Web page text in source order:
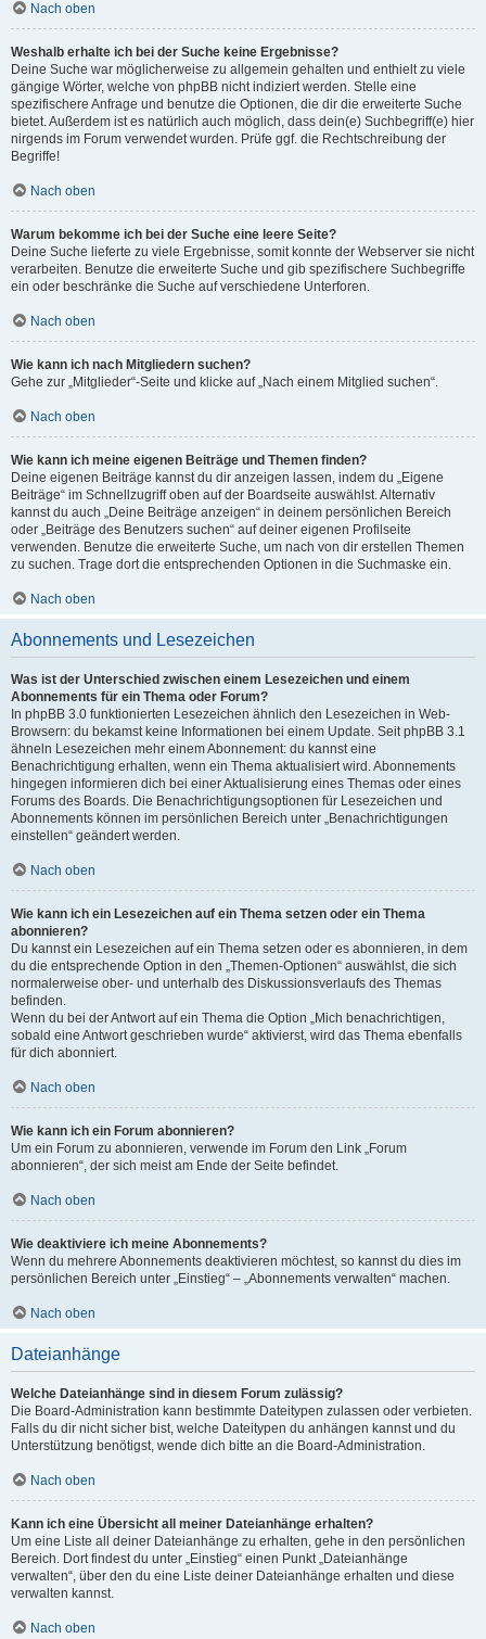
Nach oben
Weshalb erhalte ich bei der Suche keine Ergebnisse?
Deine Suche war möglicherweise zu allgemein gehalten und enthielt zu viele
gängige Wörter, welche von phpBB nicht indiziert werden. Stelle eine
spezifischere Anfrage und benutze die Optionen, die dir die erweiterte Suche
bietet. Außerdem ist es natürlich auch möglich, dass dein(e) Suchbegriff(e) hier
nirgends im Forum verwendet wurden. Prüfe ggf. die Rechtschreibung der
Begriffe!
Nach oben
Warum bekomme ich bei der Suche eine leere Seite?
Deine Suche lieferte zu viele Ergebnisse, somit konnte der Webserver sie nicht
verarbeiten. Benutze die erweiterte Suche und gib spezifischere Suchbegriffe
ein oder beschränke die Suche auf verschiedene Unterforen.
Nach oben
Wie kann ich nach Mitgliedern suchen?
Gehe zur „Mitglieder“-Seite und klicke auf „Nach einem Mitglied suchen“.
Nach oben
Wie kann ich meine eigenen Beiträge und Themen finden?
Deine eigenen Beiträge kannst du dir anzeigen lassen, indem du „Eigene
Beiträge“ im Schnellzugriff oben auf der Boardseite auswählst. Alternativ
kannst du auch „Deine Beiträge anzeigen“ in deinem persönlichen Bereich
oder „Beiträge des Benutzers suchen“ auf deiner eigenen Profilseite
verwenden. Benutze die erweiterte Suche, um nach von dir erstellen Themen
zu suchen. Trage dort die entsprechenden Optionen in die Suchmaske ein.
Nach oben
Abonnements und Lesezeichen
Was ist der Unterschied zwischen einem Lesezeichen und einem
Abonnements für ein Thema oder Forum?
In phpBB 3.0 funktionierten Lesezeichen ähnlich den Lesezeichen in Web-
Browsern: du bekamst keine Informationen bei einem Update. Seit phpBB 3.1
ähneln Lesezeichen mehr einem Abonnement: du kannst eine
Benachrichtigung erhalten, wenn ein Thema aktualisiert wird. Abonnements
hingegen informieren dich bei einer Aktualisierung eines Themas oder eines
Forums des Boards. Die Benachrichtigungsoptionen für Lesezeichen und
Abonnements können im persönlichen Bereich unter „Benachrichtigungen
einstellen“ geändert werden.
Nach oben
Wie kann ich ein Lesezeichen auf ein Thema setzen oder ein Thema
abonnieren?
Du kannst ein Lesezeichen auf ein Thema setzen oder es abonnieren, in dem
du die entsprechende Option in den „Themen-Optionen“ auswählst, die sich
normalerweise ober- und unterhalb des Diskussionsverlaufs des Themas
befinden.
Wenn du bei der Antwort auf ein Thema die Option „Mich benachrichtigen,
sobald eine Antwort geschrieben wurde“ aktivierst, wird das Thema ebenfalls
für dich abonniert.
Nach oben
Wie kann ich ein Forum abonnieren?
Um ein Forum zu abonnieren, verwende im Forum den Link „Forum
abonnieren“, der sich meist am Ende der Seite befindet.
Nach oben
Wie deaktiviere ich meine Abonnements?
Wenn du mehrere Abonnements deaktivieren möchtest, so kannst du dies im
persönlichen Bereich unter „Einstieg“ – „Abonnements verwalten“ machen.
Nach oben
Dateianhänge
Welche Dateianhänge sind in diesem Forum zulässig?
Die Board-Administration kann bestimmte Dateitypen zulassen oder verbieten.
Falls du dir nicht sicher bist, welche Dateitypen du anhängen kannst und du
Unterstützung benötigst, wende dich bitte an die Board-Administration.
Nach oben
Kann ich eine Übersicht all meiner Dateianhänge erhalten?
Um eine Liste all deiner Dateianhänge zu erhalten, gehe in den persönlichen
Bereich. Dort findest du unter „Einstieg“ einen Punkt „Dateianhänge
verwalten“, über den du eine Liste deiner Dateianhänge erhalten und diese
verwalten kannst.
Nach oben